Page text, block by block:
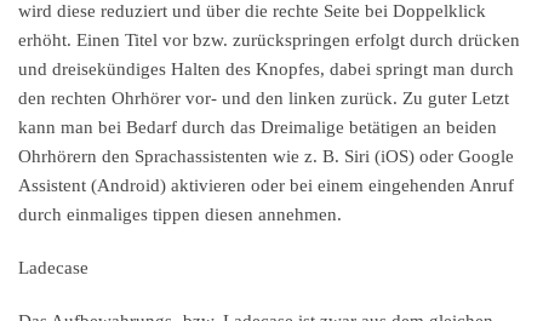
wird diese reduziert und über die rechte Seite bei Doppelklick
erhöht. Einen Titel vor bzw. zurückspringen erfolgt durch drücken
und dreisekündiges Halten des Knopfes, dabei springt man durch
den rechten Ohrhörer vor- und den linken zurück. Zu guter Letzt
kann man bei Bedarf durch das Dreimalige betätigen an beiden
Ohrhörern den Sprachassistenten wie z. B. Siri (iOS) oder Google
Assistent (Android) aktivieren oder bei einem eingehenden Anruf
durch einmaliges tippen diesen annehmen.
Ladecase